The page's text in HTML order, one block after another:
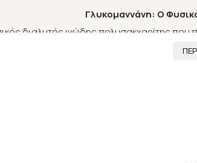
Γλυκομαννάνη: Ο
διαλυτός ινώδης πολυσακχαρίτης
Συστατικών